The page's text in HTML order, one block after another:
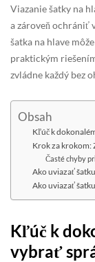
Viazanie šatky na
a zároveň ochrániť
šatka na hlave
praktickým
zvládne každý bez
Obsah
Kľúč k
Krok za krokom:
Časté chyby
Ako uviazať
Ako uviazať
Kľúč k
vybrať